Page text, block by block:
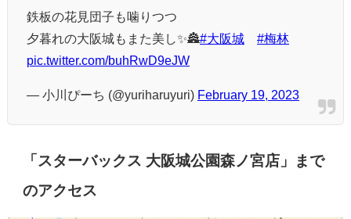
鉄板の花見団子も噛りつつ
夕暮れの大阪城もまた美し✨🏯#大阪城
#梅林
pic.twitter.com/buhRwD9eJW
— 小川ぴーち (@yuriharuyuri) February 19, 2023
「スターバックス 大阪城公園森ノ宮店」まで
のアクセス